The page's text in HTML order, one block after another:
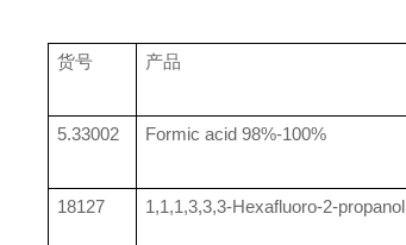
货号 产品
5.33002 Formic acid 98%-100%
18127 1,1,1,3,3,3-Hexafluoro-2-propanol